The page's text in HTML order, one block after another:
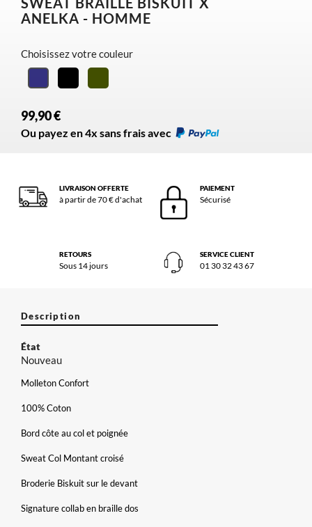
ANELKA - HOMME
Choisissez votre couleur
Noir Kaki
99,90 €
Ou payez en 4x sans frais avec
LIVRAISON OFFERTE
à partir de 70 € d'achat
RETOURS
Sous 14 jours
PAIEMENT
Sécurisé
SERVICE CLIENT
01 30 32 43 67
Description
État
Nouveau
Molleton Confort
100% Coton
Bord côte au col et poignée
Sweat Col Montant croisé
Broderie Biskuit sur le devant
Signature collab en braille dos